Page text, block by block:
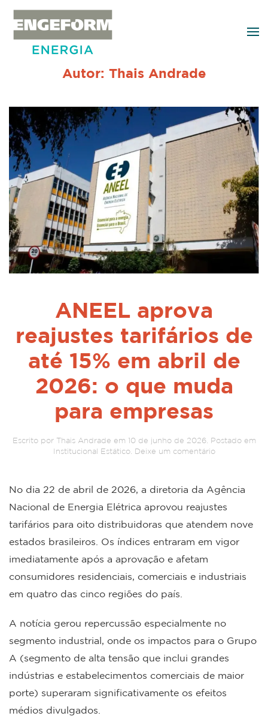
Skip to main content
Autor: Thais Andrade
ANEEL aprova
reajustes tarifários de
até 15% em abril de
2026: o que muda
para empresas
Escrito por Thais Andrade em 10 de junho de 2026. Postado em
Institucional Estático. Deixe um comentário
No dia 22 de abril de 2026, a diretoria da Agência
Nacional de Energia Elétrica aprovou reajustes
tarifários para oito distribuidoras que atendem nove
estados brasileiros. Os índices entraram em vigor
imediatamente após a aprovação e afetam
consumidores residenciais, comerciais e industriais
em quatro das cinco regiões do país.
A notícia gerou repercussão especialmente no
segmento industrial, onde os impactos para o Grupo
A (segmento de alta tensão que inclui grandes
indústrias e estabelecimentos comerciais de maior
porte) superaram significativamente os efeitos
médios divulgados.